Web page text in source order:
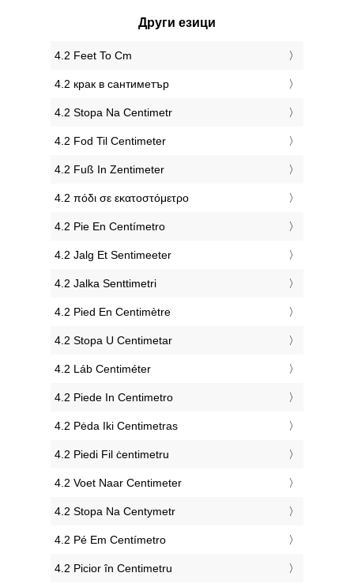
Други езици
‎4.2 Feet To Cm
‎4.2 крак в сантиметър
‎4.2 Stopa Na Centimetr
‎4.2 Fod Til Centimeter
‎4.2 Fuß In Zentimeter
‎4.2 πόδι σε εκατοστόμετρο
‎4.2 Pie En Centímetro
‎4.2 Jalg Et Sentimeeter
‎4.2 Jalka Senttimetri
‎4.2 Pied En Centimètre
‎4.2 Stopa U Centimetar
‎4.2 Láb Centiméter
‎4.2 Piede In Centimetro
‎4.2 Pėda Iki Centimetras
‎4.2 Piedi Fil ċentimetru
‎4.2 Voet Naar Centimeter
‎4.2 Stopa Na Centymetr
‎4.2 Pé Em Centímetro
‎4.2 Picior în Centimetru